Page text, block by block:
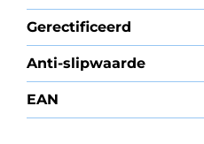
Gerectificeerd
Anti-slipwaarde
EAN